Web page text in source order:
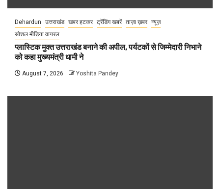
Dehardun उत्तराखंड खबर हटकर ट्रेंडिंग खबरें ताज़ा ख़बर न्यूज़
सोशल मीडिया वायरल
प्लास्टिक मुक्त उत्तराखंड बनाने की अपील, पर्यटकों से जिम्मेदारी निभाने
को कहा मुख्यमंत्री धामी ने
August 7, 2026 Yoshita Pandey